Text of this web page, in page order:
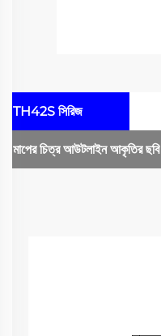
TH42S সিরিজ
মাপের চিত্রআউটলাইন আকৃতির ছবি